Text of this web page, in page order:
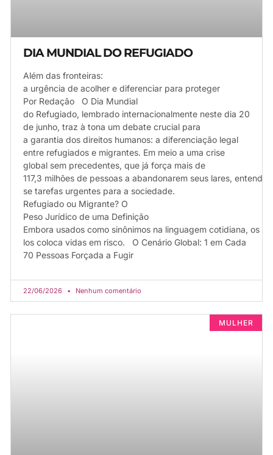
DIA MUNDIAL DO REFUGIADO
Além das fronteiras:
a urgência de acolher e diferenciar para proteger
Por Redação O Dia Mundial
do Refugiado, lembrado internacionalmente neste dia 20
de junho, traz à tona um debate crucial para
a garantia dos direitos humanos: a diferenciação legal
entre refugiados e migrantes. Em meio a uma crise
global sem precedentes, que já força mais de
117,3 milhões de pessoas a abandonarem seus lares,
se tarefas urgentes para a sociedade.
Refugiado ou Migrante? O
Peso Jurídico de uma Definição
Embora usados como sinônimos na linguagem cotidiana, os
los coloca vidas em risco. O Cenário Global: 1 em Cada
70 Pessoas Forçada a Fugir
22/06/2026 Nenhum comentário
MULHER